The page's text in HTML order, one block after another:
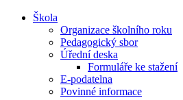
Škola
Organizace školního roku
Pedagogický sbor
Úřední deska
Formuláře ke stažení
E-podatelna
Povinné informace